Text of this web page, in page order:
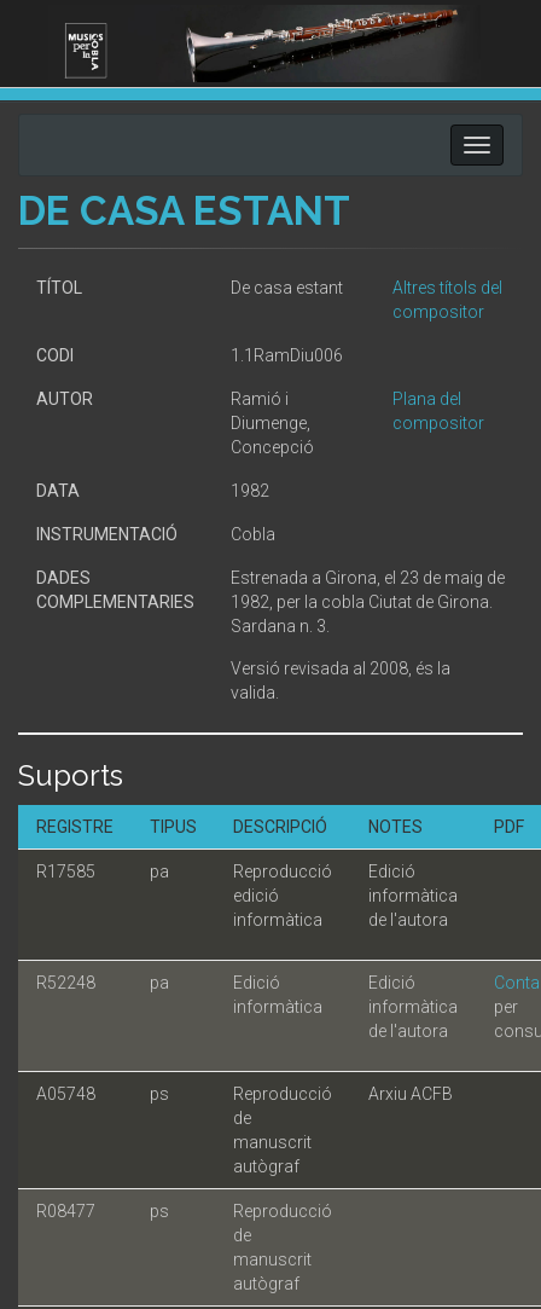
Toggle
DE CASA ESTANT
TÍTOL De casa estant
Altres títols del
compositor
CODI 1.1RamDiu006
AUTOR
Ramió i
Diumenge,
Concepció
Plana del
compositor
DATA 1982
INSTRUMENTACIÓ Cobla
DADES
COMPLEMENTARIES
Estrenada a Girona, el 23 de maig de
1982, per la cobla Ciutat de Girona.
Sardana n. 3.
Versió revisada al 2008, és la
valida.
Suports
REGISTRE TIPUS DESCRIPCIÓ NOTES PDF
R17585 pa
Reproducció
edició
informàtica
Edició
informàtica
de l'autora
R52248 pa
Edició
informàtica
Edició
informàtica
de l'autora
per
A05748 ps
Reproducció
de
manuscrit
autògraf
Arxiu ACFB
R08477 ps
Reproducció
de
manuscrit
autògraf